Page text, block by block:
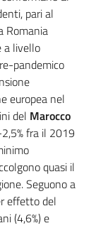
pari al
Romania
a livello
pandemico
europea nel
del Marocco
fra il 2019
quasi il
Seguono a
effetto del
(4,6%) e